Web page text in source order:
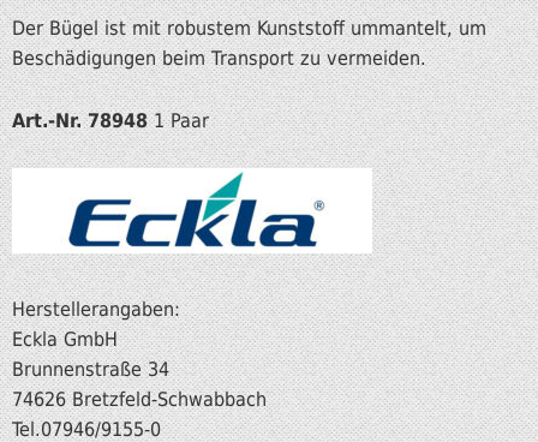
Der Bügel ist mit robustem Kunststoff ummantelt, um
Beschädigungen beim Transport zu vermeiden.
Art.-Nr. 789481 Paar
Herstellerangaben:
Eckla GmbH
Brunnenstraße 34
74626 Bretzfeld-Schwabbach
Tel.07946/9155-0